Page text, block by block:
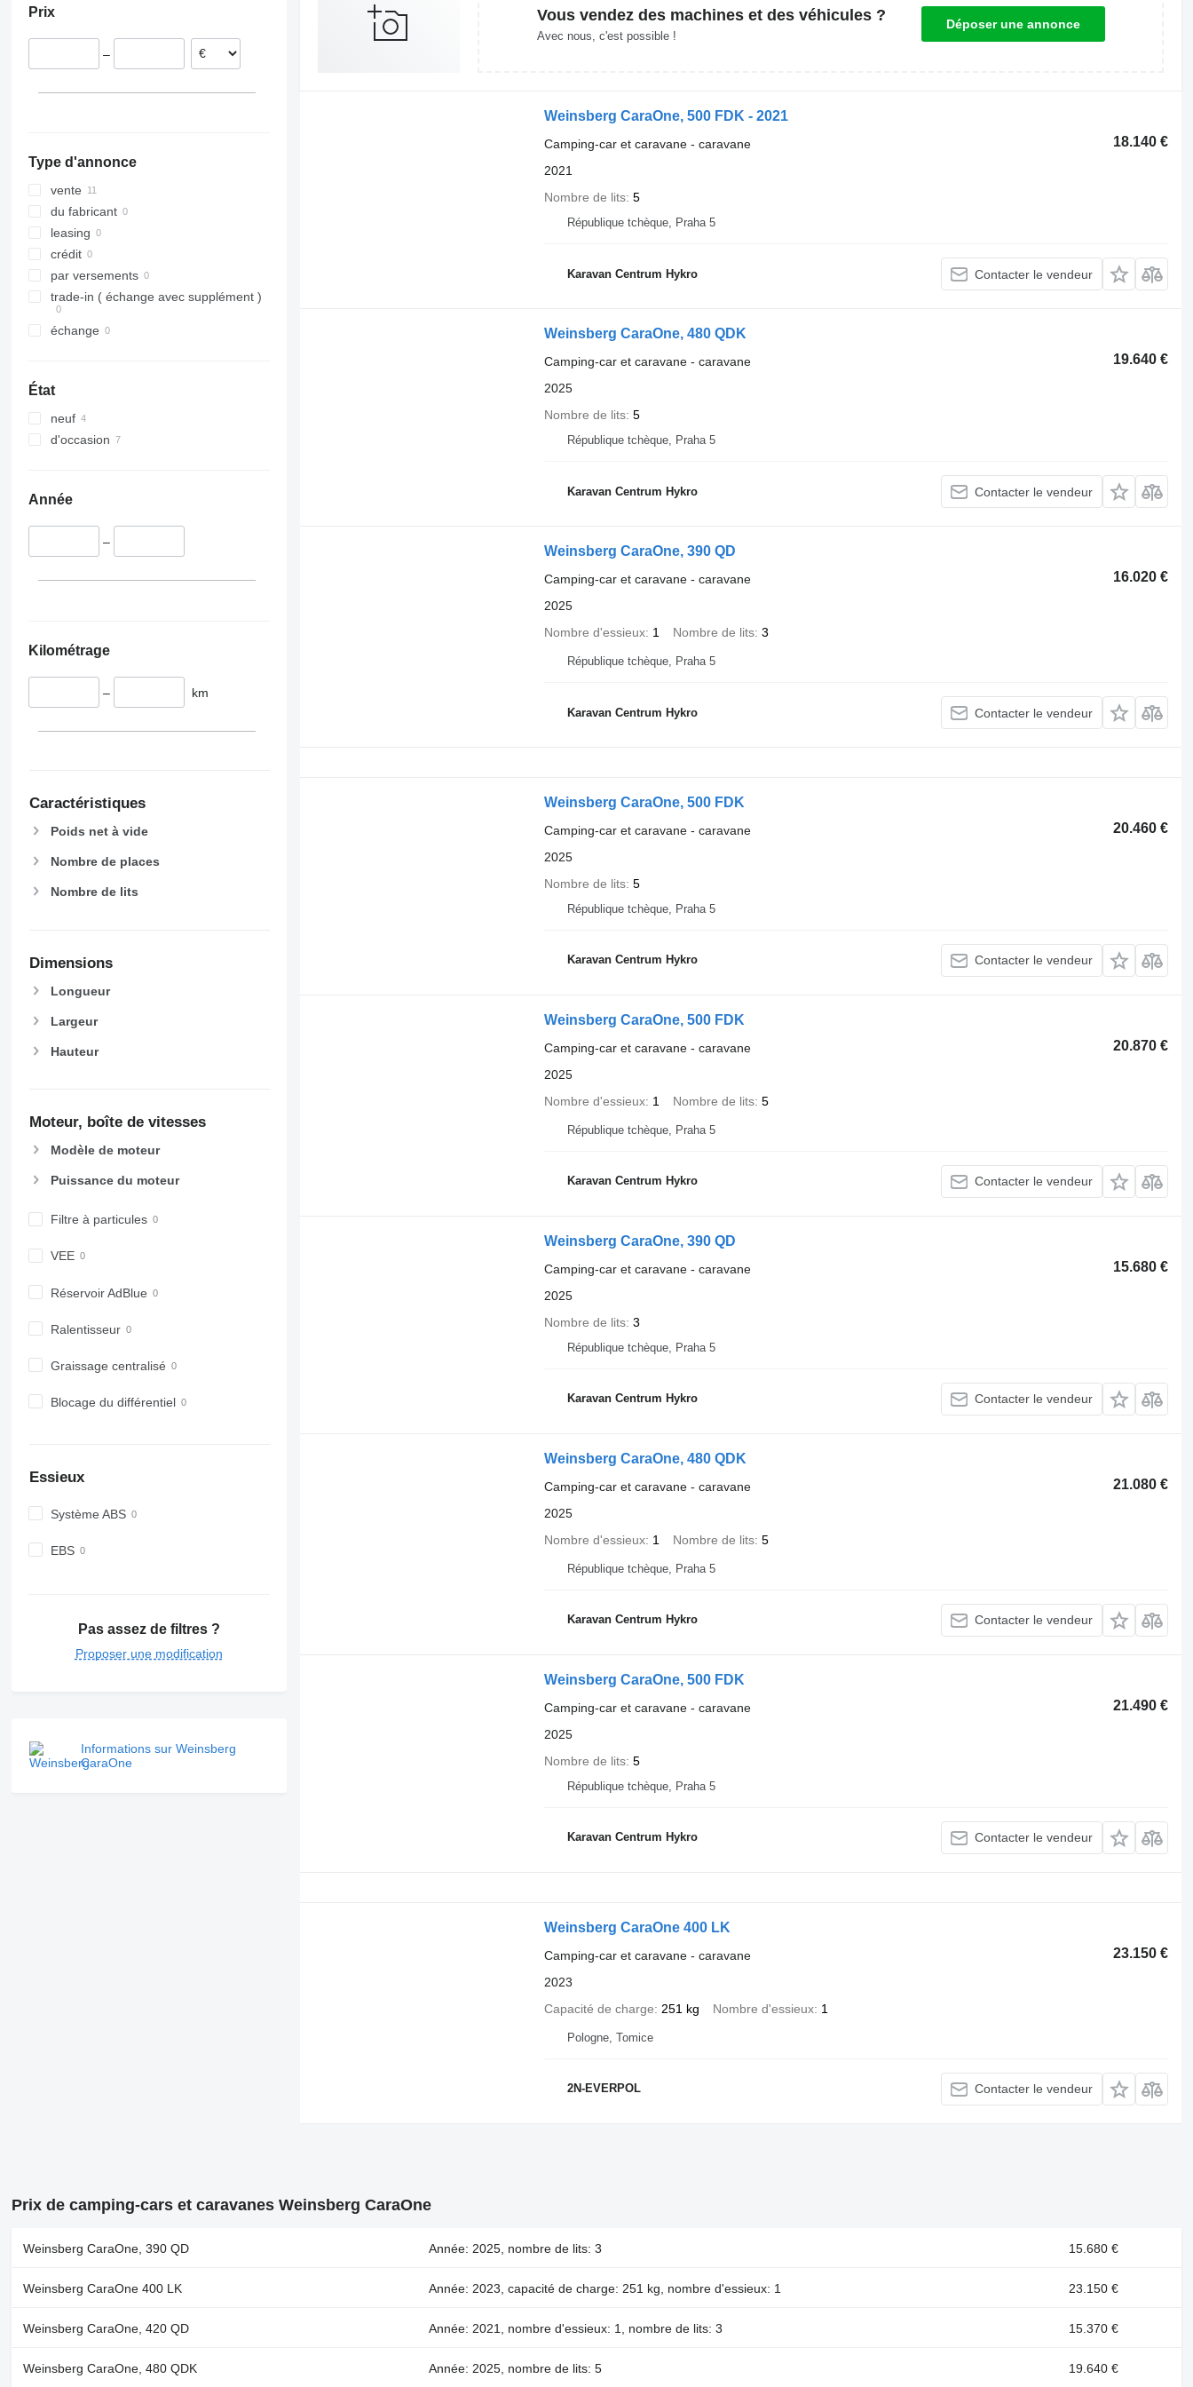
Prix
–
Type d'annonce
vente
du fabricant
leasing
crédit
par versements
trade-in ( échange avec supplément )
échange
État
neuf
d'occasion
Année
–
Kilométrage
– km
Caractéristiques
Poids net à vide
Nombre de places
Nombre de lits
Dimensions
Longueur
Largeur
Hauteur
Moteur, boîte de vitesses
Modèle de moteur
Puissance du moteur
Filtre à particules
VEE
Réservoir AdBlue
Ralentisseur
Graissage centralisé
Blocage du différentiel
Essieux
Système ABS
EBS
Pas assez de filtres ?
Proposer une modification
Informations sur Weinsberg
CaraOne
Vous vendez des machines et des véhicules ?
Avec nous, c'est possible !
Déposer une annonce
Weinsberg CaraOne, 500 FDK - 2021
18.140 €
Camping-car et caravane - caravane
2021
Nombre de lits 5
République tchèque, Praha 5
Karavan Centrum Hykro Contacter le vendeur
Weinsberg CaraOne, 480 QDK
19.640 €
Camping-car et caravane - caravane
2025
Nombre de lits 5
République tchèque, Praha 5
Karavan Centrum Hykro Contacter le vendeur
Weinsberg CaraOne, 390 QD
16.020 €
Camping-car et caravane - caravane
2025
Nombre d'essieux 1 Nombre de lits 3
République tchèque, Praha 5
Karavan Centrum Hykro Contacter le vendeur
Weinsberg CaraOne, 500 FDK
20.460 €
Camping-car et caravane - caravane
2025
Nombre de lits 5
République tchèque, Praha 5
Karavan Centrum Hykro Contacter le vendeur
Weinsberg CaraOne, 500 FDK
20.870 €
Camping-car et caravane - caravane
2025
Nombre d'essieux 1 Nombre de lits 5
République tchèque, Praha 5
Karavan Centrum Hykro Contacter le vendeur
Weinsberg CaraOne, 390 QD
15.680 €
Camping-car et caravane - caravane
2025
Nombre de lits 3
République tchèque, Praha 5
Karavan Centrum Hykro Contacter le vendeur
Weinsberg CaraOne, 480 QDK
21.080 €
Camping-car et caravane - caravane
2025
Nombre d'essieux 1 Nombre de lits 5
République tchèque, Praha 5
Karavan Centrum Hykro Contacter le vendeur
Weinsberg CaraOne, 500 FDK
21.490 €
Camping-car et caravane - caravane
2025
Nombre de lits 5
République tchèque, Praha 5
Karavan Centrum Hykro Contacter le vendeur
Weinsberg CaraOne 400 LK
23.150 €
Camping-car et caravane - caravane
2023
Capacité de charge
251 kg Nombre d'essieux 1
Pologne, Tomice
2N-EVERPOL Contacter le vendeur
Prix de camping-cars et caravanes Weinsberg CaraOne
Weinsberg CaraOne, 390 QD Année: 2025, nombre de lits: 3 15.680 €
Weinsberg CaraOne 400 LK Année: 2023, capacité de charge: 251 kg, nombre d'essieux: 1 23.150 €
Weinsberg CaraOne, 420 QD Année: 2021, nombre d'essieux: 1, nombre de lits: 3 15.370 €
Weinsberg CaraOne, 480 QDK Année: 2025, nombre de lits: 5 19.640 €